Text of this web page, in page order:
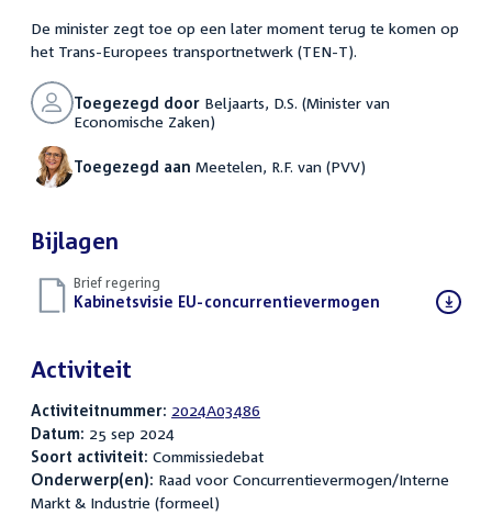
De minister zegt toe op een later moment terug te komen op
het Trans-Europees transportnetwerk (TEN-T).
Toegezegd doorBeljaarts, D.S. (Minister van
Economische Zaken)
Toegezegd aan Meetelen, R.F. van (PVV)
Bijlagen
Brief regering
Download
Kabinetsvisie EU-concurrentievermogen
Activiteit
Activiteitnummer: 2024A03486
Datum: 25 sep 2024
Soort activiteit: Commissiedebat
Onderwerp(en): Raad voor Concurrentievermogen/Interne
Markt & Industrie (formeel)